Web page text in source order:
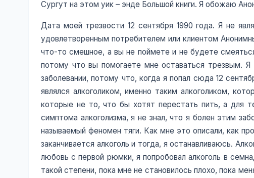
Сургут на этом уик – энде Большой книги. Я обожаю
Дата моей трезвости 12 сентября 1990 года. Я не
удовлетворенным потребителем или клиентом
что-то смешное, а вы не поймете и не будете
потому что вы помогаете мне оставаться трезвым. Я
заболевании, потому что, когда я попал сюда 12
являлся алкоголиком, именно таким алкоголиком,
которые не то, что бы хотят перестать пить, а для
симптома алкоголизма, я не знал, что я болен этим
называемый феномен тяги. Как мне это описали, как
заканчивается алкоголь и тогда, я останавливаюсь.
любовь с первой рюмки, я попробовал алкоголь в
такой степени, пока мне не становилось плохо, пока